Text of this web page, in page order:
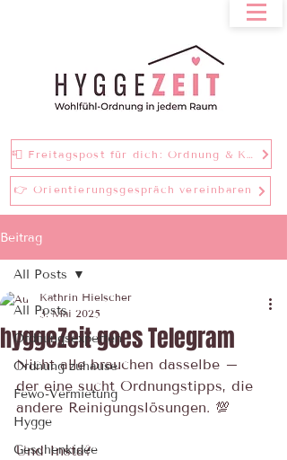
📮 Freitagspost für dich: Ordnung & Klarheit bei einer Tasse Tee
👉 Orientierungsgespräch vereinbaren
Beitrag
All Posts
Ordnungsexperten
Ordnung zuhause
Fewo-Vermietung
Hygge
Geschenkidee
All Posts
hyggeZeit goes Telegram
Kathrin Hielscher
3. Mai 2025
Nicht alle brauchen dasselbe –
der eine sucht Ordnungstipps, die
andere Reinigungslösungen. 💯
Und Insta?